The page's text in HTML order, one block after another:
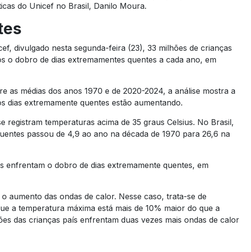
do Unicef no Brasil, Danilo Moura.
divulgado nesta segunda-feira (23), 33 milhões de crianças
o dobro de dias extremamentes quentes a cada ano, em
as médias dos anos 1970 e de 2020-2024, a análise mostra a
dias extremamente quentes estão aumentando.
registram temperaturas acima de 35 graus Celsius. No Brasil,
passou de 4,9 ao ano na década de 1970 para 26,6 na
enfrentam o dobro de dias extremamente quentes, em
aumento das ondas de calor. Nesse caso, trata-se de
a temperatura máxima está mais de 10% maior do que a
das crianças país enfrentam duas vezes mais ondas de calor